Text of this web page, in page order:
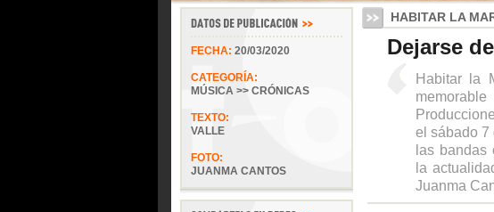
FECHA: 20/03/2020
CATEGORÍA:
MÚSICA >> CRÓNICAS
TEXTO:
VALLE
FOTO:
JUANMA CANTOS
HABITAR LA
Dejarse
Habitar la
el sábado 7
las bandas
la
Juanma